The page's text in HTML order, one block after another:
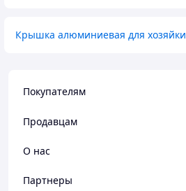
Крышка алюминиевая для хозяйки
Покупателям
Продавцам
О нас
Партнеры